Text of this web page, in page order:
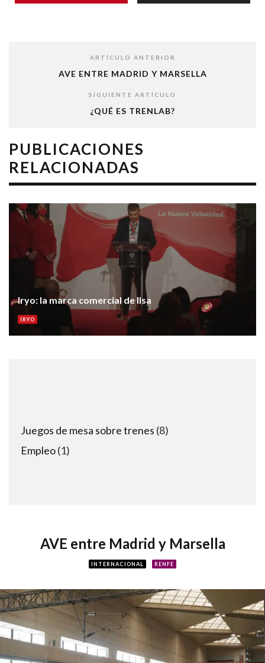
ARTÍCULO ANTERIOR
AVE ENTRE MADRID Y MARSELLA
SIGUIENTE ARTÍCULO
¿QUÉ ES TRENLAB?
PUBLICACIONES
RELACIONADAS
Iryo: la marca comercial de Ilsa
IRYO
Juegos de mesa sobre trenes 88
Empleo 11
AVE entre Madrid y Marsella
INTERNACIONAL RENFE